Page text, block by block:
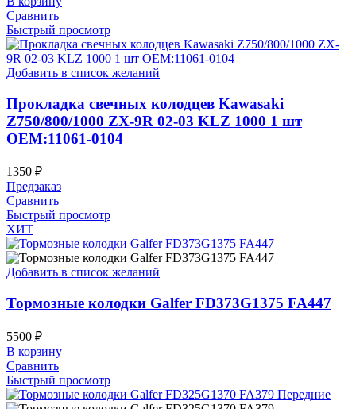
Сравнить
Быстрый просмотр
Добавить в список желаний
Прокладка свечных колодцев Kawasaki
Z750/800/1000 ZX-9R 02-03 KLZ 1000 1 шт
OEM:11061-0104
1350 ₽
Предзаказ
Сравнить
Быстрый просмотр
ХИТ
Добавить в список желаний
Тормозные колодки Galfer FD373G1375 FA447
5500 ₽
В корзину
Сравнить
Быстрый просмотр